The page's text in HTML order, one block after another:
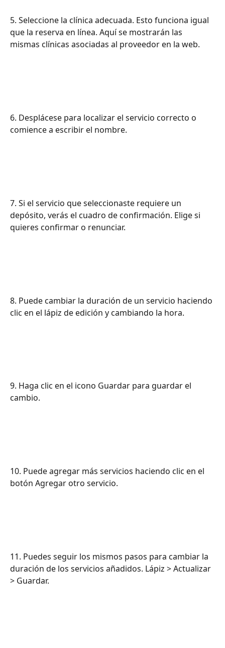
5. Seleccione la clínica adecuada. Esto funciona igual
que la reserva en línea. Aquí se mostrarán las
mismas clínicas asociadas al proveedor en la web.
6. Desplácese para localizar el servicio correcto o
comience a escribir el nombre.
7. Si el servicio que seleccionaste requiere un
depósito, verás el cuadro de confirmación. Elige si
quieres confirmar o renunciar.
8. Puede cambiar la duración de un servicio haciendo
clic en el lápiz de edición y cambiando la hora.
9. Haga clic en el icono Guardar para guardar el
cambio.
10. Puede agregar más servicios haciendo clic en el
botón Agregar otro servicio.
11. Puedes seguir los mismos pasos para cambiar la
duración de los servicios añadidos. Lápiz > Actualizar
> Guardar.